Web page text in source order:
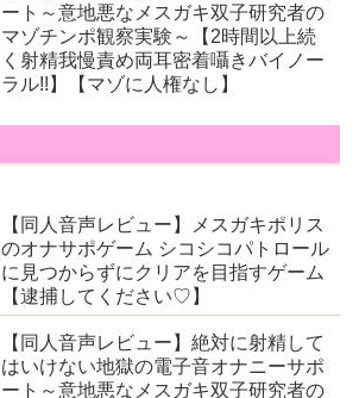
ート～意地悪なメスガキ双子研究者の
マゾチンポ観察実験～【2時間以上続
く射精我慢責め両耳密着囁きバイノー
ラル!!】【マゾに人権なし】
【同人音声レビュー】メスガキポリス
のオナサポゲーム シコシコパトロール
に見つからずにクリアを目指すゲーム
【逮捕してください♡】
【同人音声レビュー】絶対に射精して
はいけない地獄の電子音オナニーサポ
ート～意地悪なメスガキ双子研究者の